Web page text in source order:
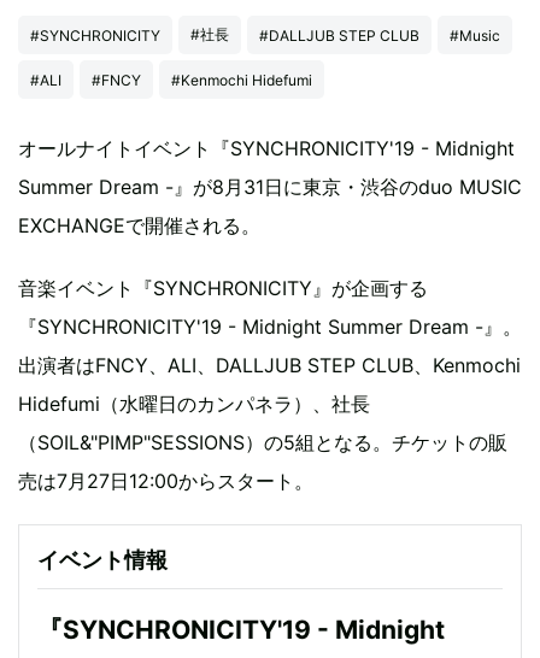
#SYNCHRONICITY #社長 #DALLJUB STEP CLUB #Music
#ALI #FNCY #Kenmochi Hidefumi
オールナイトイベント『SYNCHRONICITY'19 - Midnight
Summer Dream -』が8月31日に東京・渋谷のduo MUSIC
EXCHANGEで開催される。
音楽イベント『SYNCHRONICITY』が企画する
『SYNCHRONICITY'19 - Midnight Summer Dream -』。
出演者はFNCY、ALI、DALLJUB STEP CLUB、Kenmochi
Hidefumi（水曜日のカンパネラ）、社長
（SOIL&"PIMP"SESSIONS）の5組となる。チケットの販
売は7月27日12:00からスタート。
イベント情報
『SYNCHRONICITY'19 - Midnight